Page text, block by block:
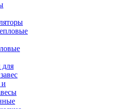
для